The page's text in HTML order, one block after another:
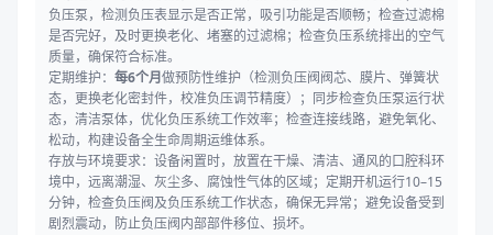
负压泵，检测负压表显示是否正常，吸引功能是否顺畅；检查过滤棉
是否完好，及时更换老化、堵塞的过滤棉；检查负压系统排出的空气
质量，确保符合标准。
定期维护： 每6个月做预防性维护（检测负压阀阀芯、膜片、弹簧状
态，更换老化密封件，校准负压调节精度）；同步检查负压泵运行状
态，清洁泵体，优化负压系统工作效率；检查连接线路，避免氧化、
松动，构建设备全生命周期运维体系。
存放与环境要求：设备闲置时，放置在干燥、清洁、通风的口腔科环
境中，远离潮湿、灰尘多、腐蚀性气体的区域；定期开机运行10–15
分钟，检查负压阀及负压系统工作状态，确保无异常；避免设备受到
剧烈震动，防止负压阀内部部件移位、损坏。